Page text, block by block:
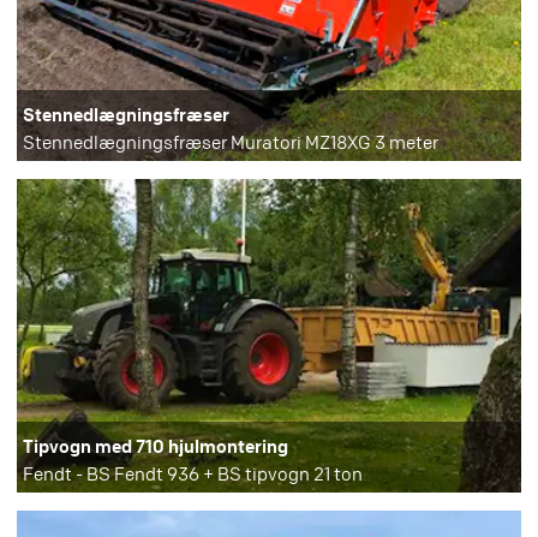
Stennedlægningsfræser
Stennedlægningsfræser Muratori MZ18XG 3 meter
Tipvogn med 710 hjulmontering
Fendt - BS Fendt 936 + BS tipvogn 21 ton